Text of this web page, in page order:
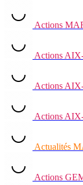
Actions
Actions
Actions
Actions
Actualités
Actions